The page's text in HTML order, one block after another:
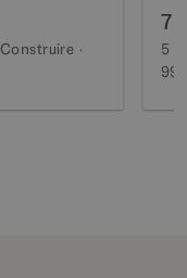
Construire
7
5